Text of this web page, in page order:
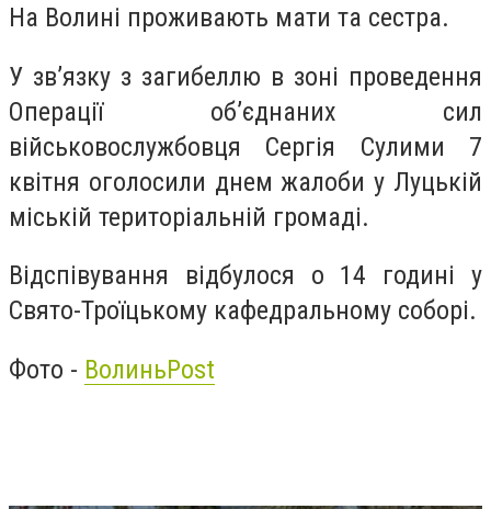
На Волині проживають мати та сестра.
У зв’язку з загибеллю в зоні проведення
Операції об’єднаних сил
військовослужбовця Сергія Сулими 7
квітня оголосили днем жалоби у Луцькій
міській територіальній громаді.
Відспівування відбулося о 14 годині у
Свято-Троїцькому кафедральному соборі.
Фото - ВолиньPost